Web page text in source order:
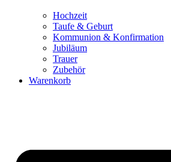
Hochzeit
Taufe & Geburt
Kommunion & Konfirmation
Jubiläum
Trauer
Zubehör
Warenkorb